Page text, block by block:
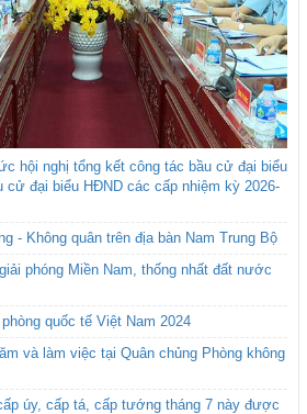
hội nghị tổng kết công tác bầu cử đại biểu
cử đại biểu HĐND các cấp nhiệm kỳ 2026-
- Không quân trên địa bàn Nam Trung Bộ
phóng Miền Nam, thống nhất đất nước
quốc tế Việt Nam 2024
và làm việc tại Quân chủng Phòng không
úy, cấp tá, cấp tướng tháng 7 này được